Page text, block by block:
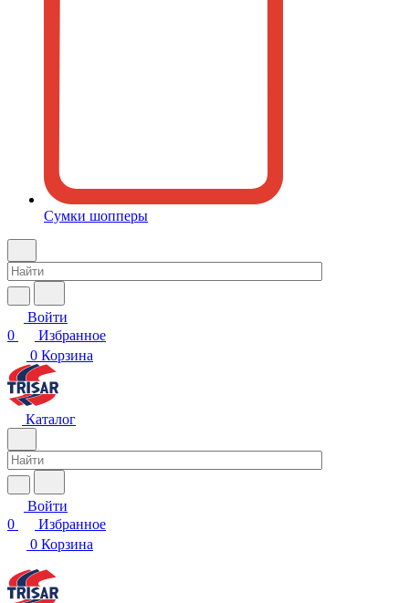
Сумки шопперы
Войти
0
Избранное
0 Корзина
Каталог
Войти
0
Избранное
0 Корзина